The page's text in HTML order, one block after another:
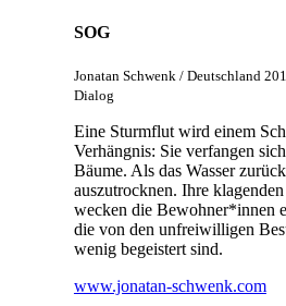
SOG
Jonatan Schwenk / Deutschland
Dialog
Eine Sturmflut wird einem
Verhängnis: Sie verfangen
Bäume. Als das Wasser
auszutrocknen. Ihre
wecken die Bewohner*innen
die von den unfreiwilligen
wenig begeistert sind.
www.jonatan-schwenk.com